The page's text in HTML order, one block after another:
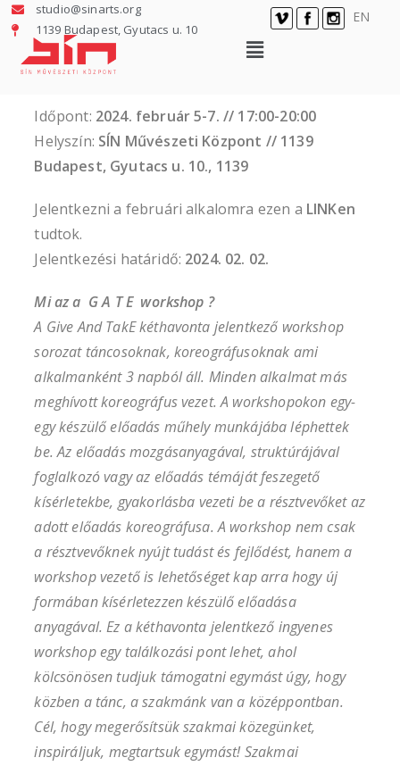
studio@sinarts.org
1139 Budapest, Gyutacs u. 10
EN
Időpont: 2024. február 5-7. // 17:00-20:00
Helyszín: SÍN Művészeti Központ // 1139
Budapest, Gyutacs u. 10., 1139
Jelentkezni a februári alkalomra ezen a LINKen
tudtok.
Jelentkezési határidő: 2024. 02. 02.
Mi az a G A T E workshop ?
A Give And TakE kéthavonta jelentkező workshop
sorozat táncosoknak, koreográfusoknak ami
alkalmanként 3 napból áll. Minden alkalmat más
meghívott koreográfus vezet. A workshopokon egy-
egy készülő előadás műhely munkájába léphettek
be. Az előadás mozgásanyagával, struktúrájával
foglalkozó vagy az előadás témáját feszegető
kísérletekbe, gyakorlásba vezeti be a résztvevőket az
adott előadás koreográfusa. A workshop nem csak
a résztvevőknek nyújt tudást és fejlődést, hanem a
workshop vezető is lehetőséget kap arra hogy új
formában kísérletezzen készülő előadása
anyagával. Ez a kéthavonta jelentkező ingyenes
workshop egy találkozási pont lehet, ahol
kölcsönösen tudjuk támogatni egymást úgy, hogy
közben a tánc, a szakmánk van a középpontban.
Cél, hogy megerősítsük szakmai közegünket,
inspiráljuk, megtartsuk egymást! Szakmai